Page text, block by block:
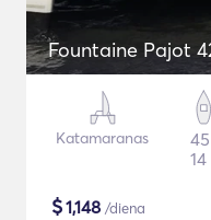
Fountaine Pajot
Katamaranas
$1,148 /diena